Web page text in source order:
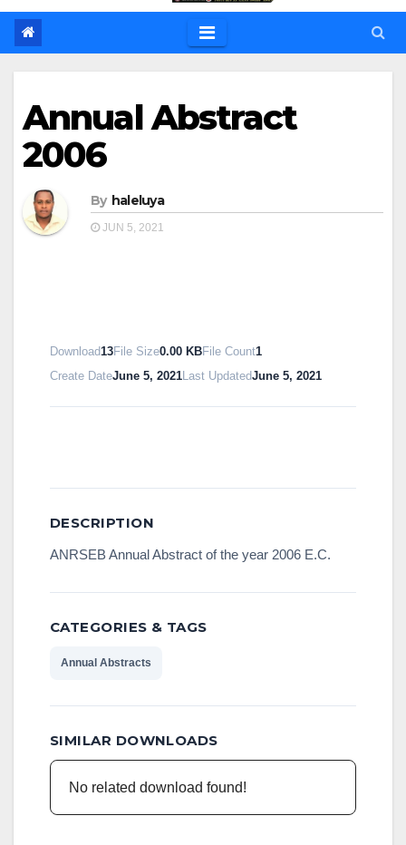
Annual Abstract
2006
By haleluya
JUN 5, 2021
Download 13File Size0.00 KBFile Count1
Create DateJune 5, 2021 Last UpdatedJune 5, 2021
DESCRIPTION
ANRSEB Annual Abstract of the year 2006 E.C.
CATEGORIES & TAGS
Annual Abstracts
SIMILAR DOWNLOADS
No related download found!